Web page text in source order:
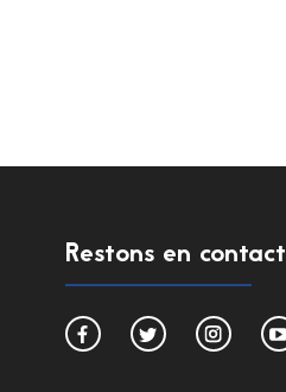
Restons en contact